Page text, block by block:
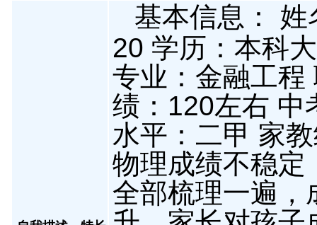
基本信息：
20 学历：本科
专业：金融工程
绩：120左右 中
水平：二甲 家
物理成绩不稳定
全部梳理一遍，